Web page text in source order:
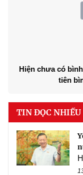
Hiện chưa có
tiên
TIN ĐỌC NHIỀU